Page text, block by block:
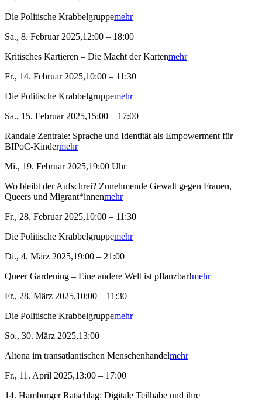
Die Politische Krabbelgruppemehr
Sa., 8. Februar 2025,12:00 – 18:00
Kritisches Kartieren – Die Macht der Kartenmehr
Fr., 14. Februar 2025,10:00 – 11:30
Die Politische Krabbelgruppemehr
Sa., 15. Februar 2025,15:00 – 17:00
Randale Zentrale: Sprache und Identität als Empowerment für
BIPoC-Kindermehr
Mi., 19. Februar 2025,19:00 Uhr
Wo bleibt der Aufschrei? Zunehmende Gewalt gegen Frauen,
Queers und Migrant*innenmehr
Fr., 28. Februar 2025,10:00 – 11:30
Die Politische Krabbelgruppemehr
Di., 4. März 2025,19:00 – 21:00
Queer Gardening – Eine andere Welt ist pflanzbar!mehr
Fr., 28. März 2025,10:00 – 11:30
Die Politische Krabbelgruppemehr
So., 30. März 2025,13:00
Altona im transatlantischen Menschenhandelmehr
Fr., 11. April 2025,13:00 – 17:00
14. Hamburger Ratschlag: Digitale Teilhabe und ihre